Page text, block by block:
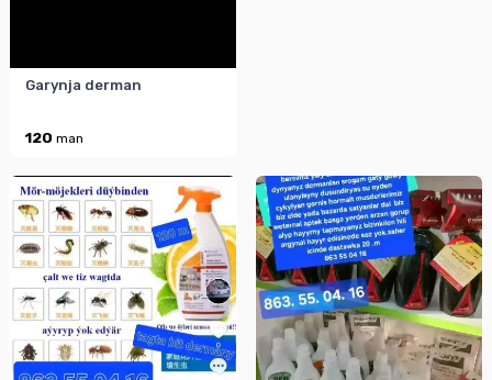
Garynja derman
120 man